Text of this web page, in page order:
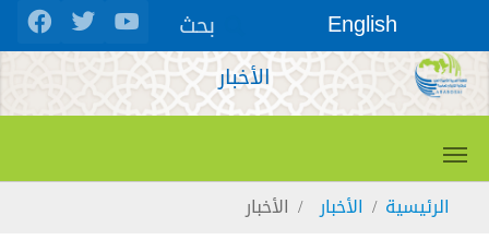
Skip to main content
English بحث
الأخبار
You are here:
الرئيسية الأخبار الأخبار